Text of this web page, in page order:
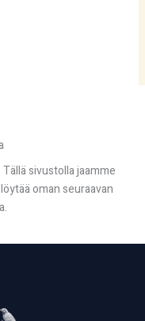
sivustolla jaamme
oman seuraavan